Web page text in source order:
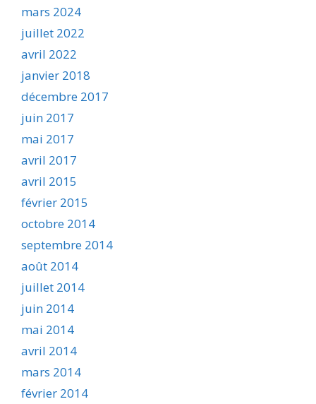
mars 2024
juillet 2022
avril 2022
janvier 2018
décembre 2017
juin 2017
mai 2017
avril 2017
avril 2015
février 2015
octobre 2014
septembre 2014
août 2014
juillet 2014
juin 2014
mai 2014
avril 2014
mars 2014
février 2014